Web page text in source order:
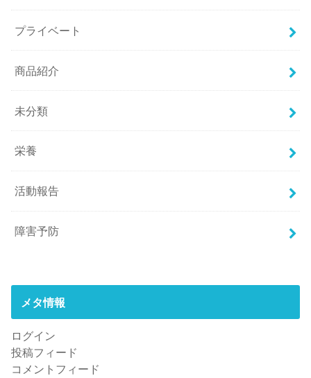
プライベート
商品紹介
未分類
栄養
活動報告
障害予防
メタ情報
ログイン
投稿フィード
コメントフィード